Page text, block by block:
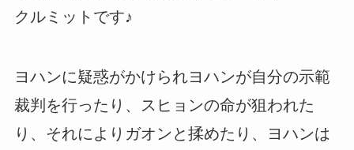
クルミットです♪
ヨハンに疑惑がかけられヨハンが自分の示範
裁判を行ったり、スヒョンの命が狙われた
り、それによりガオンと揉めたり、ヨハンは